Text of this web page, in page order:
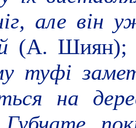
але він
(А.
туфі
на